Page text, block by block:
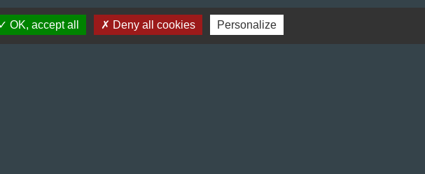
OK, accept all Deny all cookies Personalize